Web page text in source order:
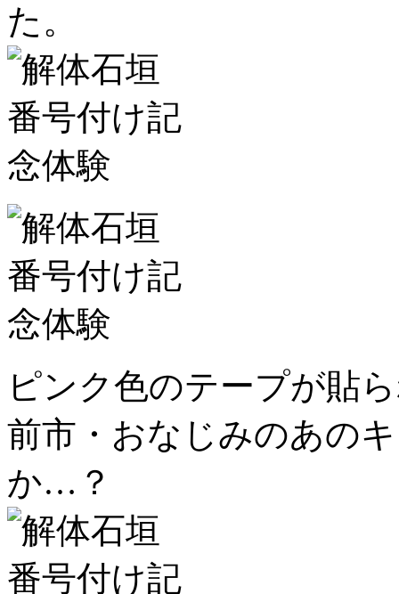
た。
ピンク色のテープが貼
前市・おなじみのあの
か…？